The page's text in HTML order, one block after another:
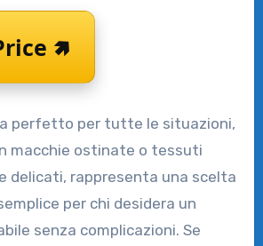
🢅
perfetto per tutte le situazioni,
macchie ostinate o tessuti
delicati, rappresenta una scelta
per chi desidera un
senza complicazioni. Se